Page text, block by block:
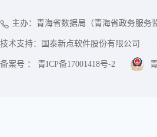
主办：青海省数据局（青海省政务服务
技术支持：国泰新点软件股份有限公司
备案号 ： 青ICP备17001418号-2